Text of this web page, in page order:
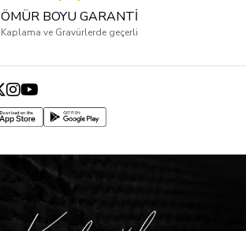
ÖMÜR BOYU GARANTİ
Kaplama ve Gravürlerde geçerli